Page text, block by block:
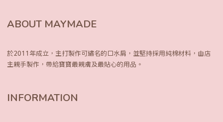
ABOUT MAYMADE
於2011年成立，主打製作可繡名的口水肩， 並堅持採用純棉材料，由店
主親手製作， 帶給寶寶最親膚及最貼心的用品。
INFORMATION